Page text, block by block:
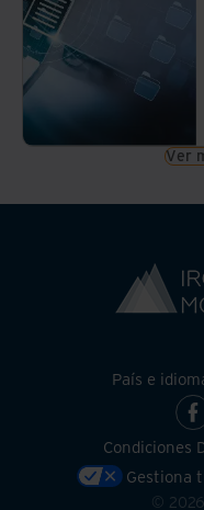
Ver
País e
Condiciones
Gestiona
© 2026